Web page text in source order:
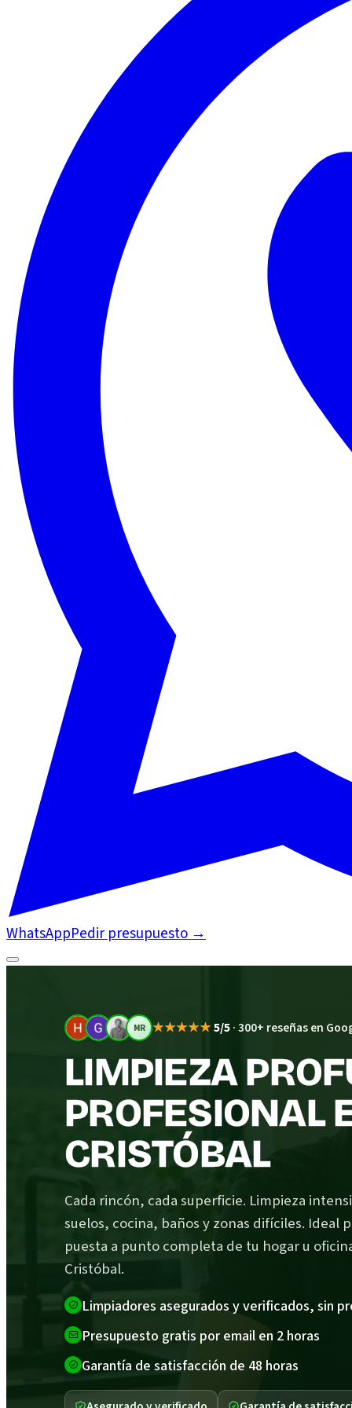
WhatsAppPedir presupuesto→
MR ★★★★★5/5·300+ reseñas en
LIMPIEZA
PROFESIONAL
CRISTÓBAL
Cada rincón, cada superficie. Limpieza
suelos, cocina, baños y zonas difíciles. Ideal
puesta a punto completa de tu hogar u
Cristóbal.
Limpiadores asegurados y verificados, sin
Presupuesto gratis por email en 2 horas
Garantía de satisfacción de 48 horas